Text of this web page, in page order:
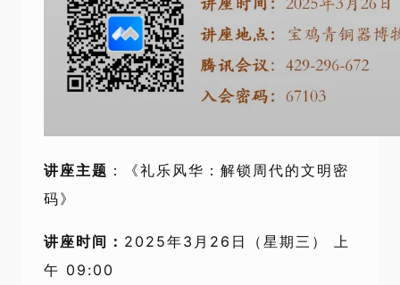
讲座主题 ：
《礼乐风华：解锁周代的文明密
码》
讲座时间 ： 2025年3月26日（星期三） 上
午 09:00